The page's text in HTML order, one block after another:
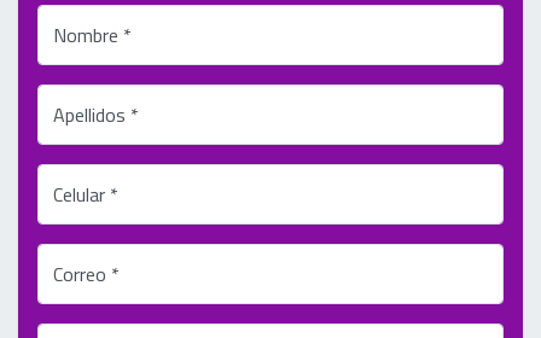
Nombre *
Apellidos *
Celular *
Correo *